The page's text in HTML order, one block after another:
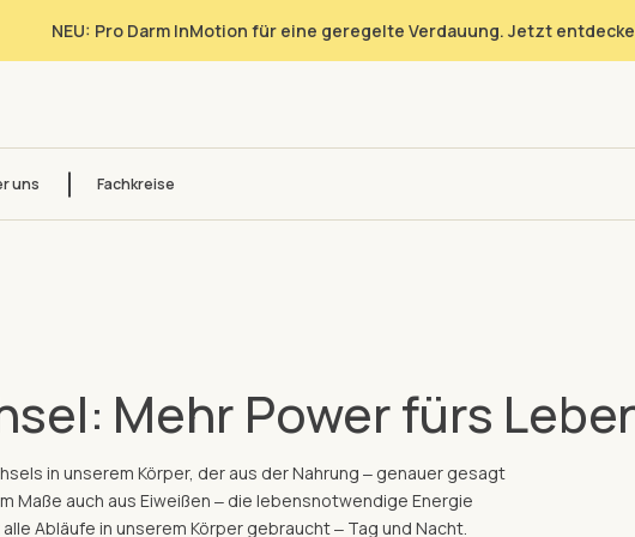
NEU: Pro Darm InMotion für eine geregelte Verdauung. Jetzt
uns Fachkreise
Mehr Power fürs
in unserem Körper, der aus der Nahrung ‒ genauer gesagt
Maße auch aus Eiweißen ‒ die lebensnotwendige Energie
Abläufe in unserem Körper gebraucht ‒ Tag und Nacht.